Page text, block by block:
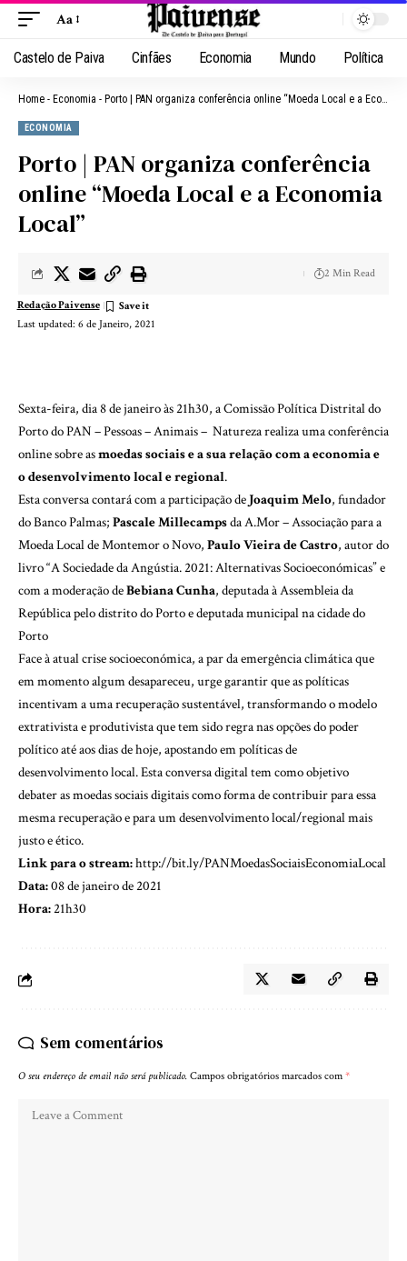
Aa
Castelo de Paiva Cinfães Economia Mundo Política
Home - Economia - Porto | PAN organiza conferência online “Moeda Local e a Economia Local”
ECONOMIA
Porto | PAN organiza conferência
online “Moeda Local e a Economia
Local”
Last updated: 6 de Janeiro, 2021
Redação Paivense
2 Min Read
Sexta-feira, dia 8 de janeiro às 21h30, a Comissão Política Distrital do
Porto do PAN – Pessoas – Animais – Natureza realiza uma conferência
online sobre asmoedas sociais e a sua relação com a economia e
o desenvolvimento local e regional.
Esta conversa contará com a participação deJoaquim Melo, fundador
do Banco Palmas; Pascale Millecampsda A.Mor – Associação para a
Moeda Local de Montemor o Novo, Paulo Vieira de Castro, autor do
livro “A Sociedade da Angústia. 2021: Alternativas Socioeconómicas” e
com a moderação deBebiana Cunha, deputada à Assembleia da
República pelo distrito do Porto e deputada municipal na cidade do
Porto
Face à atual crise socioeconómica, a par da emergência climática que
em momento algum desapareceu, urge garantir que as políticas
incentivam a uma recuperação sustentável, transformando o modelo
extrativista e produtivista que tem sido regra nas opções do poder
político até aos dias de hoje, apostando em políticas de
desenvolvimento local. Esta conversa digital tem como objetivo
debater as moedas sociais digitais como forma de contribuir para essa
mesma recuperação e para um desenvolvimento local/regional mais
justo e ético.
Link para o stream:http://bit.ly/PANMoedasSociaisEconomiaLocal
Data:08 de janeiro de 2021
Hora:21h30
Sem comentários
O seu endereço de email não será publicado. Campos obrigatórios marcados com *